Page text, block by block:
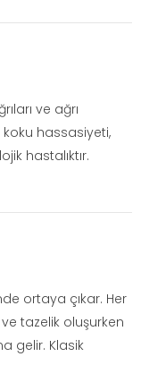
ve ağrı
koku hassasiyeti,
hastalıktır.
ortaya çıkar. Her
tazelik oluşurken
gelir. Klasik